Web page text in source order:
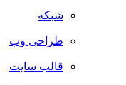
شبکه
طراحی وب
قالب سایت